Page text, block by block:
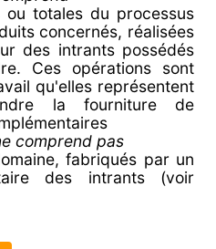
totales du processus
concernés, réalisées
des intrants possédés
Ces opérations sont
qu'elles représentent
la fourniture de
comprend pas
fabriqués par un
des intrants (voir